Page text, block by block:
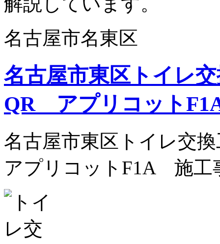
名古屋市名東区
名古屋市東区トイレ
QR アプリコット
名古屋市東区トイレ交
アプリコットF1A 施工